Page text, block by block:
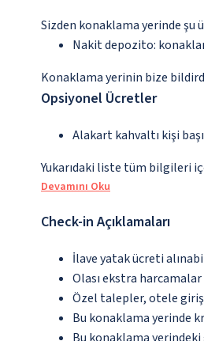
Sizden konaklama yerinde
Nakit depozito:
Konaklama yerinin bize
Opsiyonel Ücretler
Alakart kahvaltı kişi
Yukarıdaki liste tüm bilgileri
Devamını Oku
Check-in Açıklamaları
İlave yatak ücreti
Olası ekstra
Özel talepler, otele giriş
Bu konaklama yerinde